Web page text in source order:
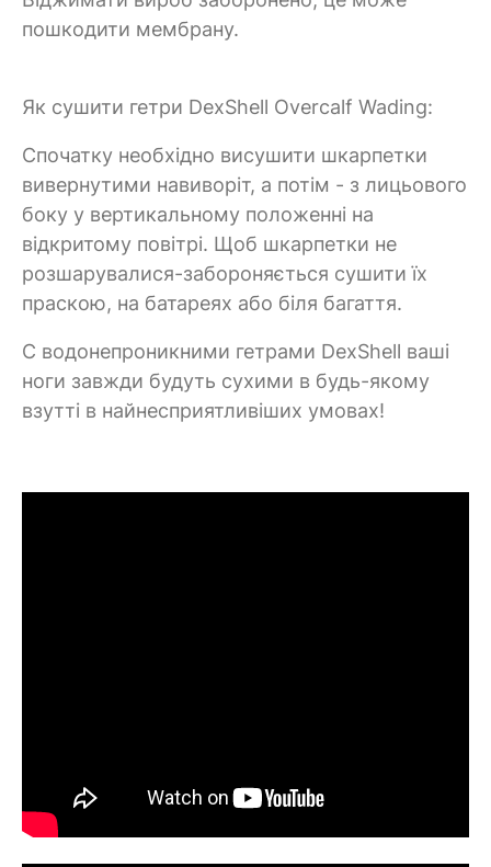
пошкодити мембрану.
Як сушити гетри DexShell Overcalf Wading:
Спочатку необхідно висушити шкарпетки
вивернутими навиворіт, а потім - з лицьового
боку у вертикальному положенні на
відкритому повітрі. Щоб шкарпетки не
розшарувалися-забороняється сушити їх
праскою, на батареях або біля багаття.
C водонепроникними гетрами DexShell ваші
ноги завжди будуть сухими в будь-якому
взутті в найнесприятливіших умовах!